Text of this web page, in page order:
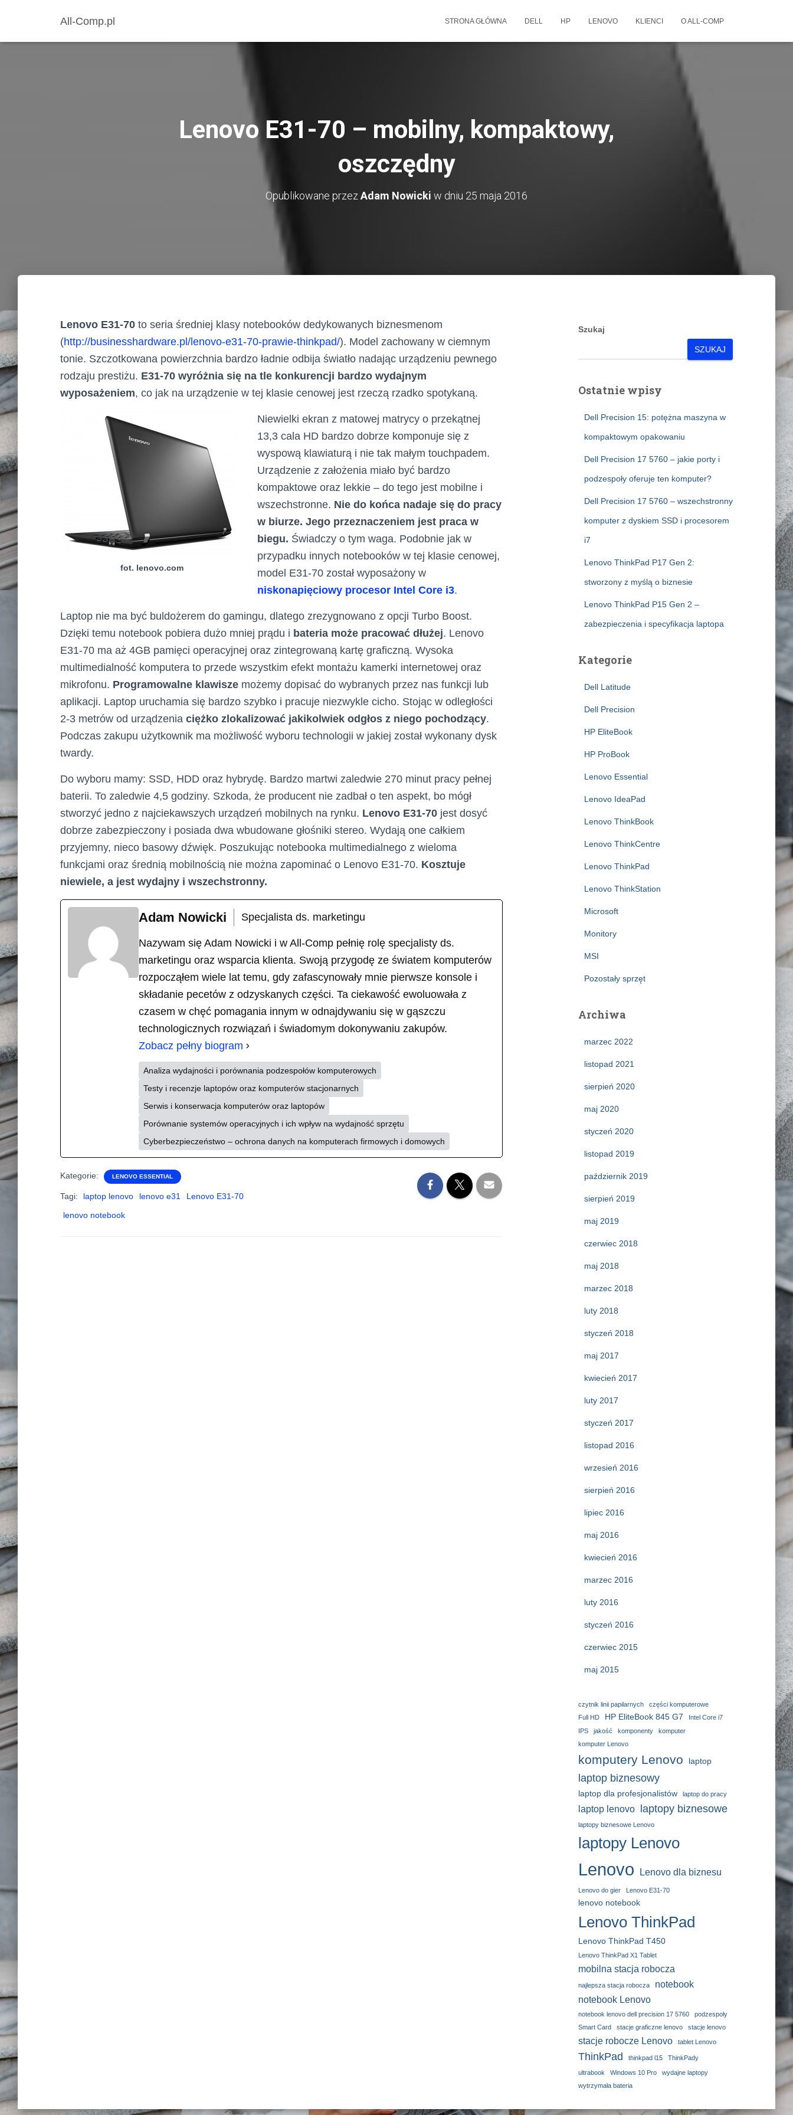
All-Comp.pl STRONA GŁÓWNA DELL HP LENOVO KLIENCI O ALL-COMP
Lenovo E31-70 – mobilny, kompaktowy,
oszczędny
Opublikowane przez Adam Nowicki w dniu 25 maja 2016
Lenovo E31-70 to seria średniej klasy notebooków dedykowanych biznesmenom
(http://businesshardware.pl/lenovo-e31-70-prawie-thinkpad/). Model zachowany w ciemnym
tonie. Szczotkowana powierzchnia bardzo ładnie odbija światło nadając urządzeniu pewnego
rodzaju prestiżu. E31-70 wyróżnia się na tle konkurencji bardzo wydajnym
wyposażeniem, co jak na urządzenie w tej klasie cenowej jest rzeczą rzadko spotykaną.
fot. lenovo.com
Niewielki ekran z matowej matrycy o przekątnej
13,3 cala HD bardzo dobrze komponuje się z
wyspową klawiaturą i nie tak małym touchpadem.
Urządzenie z założenia miało być bardzo
kompaktowe oraz lekkie – do tego jest mobilne i
wszechstronne. Nie do końca nadaje się do pracy
w biurze. Jego przeznaczeniem jest praca w
biegu. Świadczy o tym waga. Podobnie jak w
przypadku innych notebooków w tej klasie cenowej,
model E31-70 został wyposażony w
niskonapięciowy procesor Intel Core i3.
Laptop nie ma być buldożerem do gamingu, dlatego zrezygnowano z opcji Turbo Boost.
Dzięki temu notebook pobiera dużo mniej prądu i bateria może pracować dłużej. Lenovo
E31-70 ma aż 4GB pamięci operacyjnej oraz zintegrowaną kartę graficzną. Wysoka
multimedialność komputera to przede wszystkim efekt montażu kamerki internetowej oraz
mikrofonu. Programowalne klawisze możemy dopisać do wybranych przez nas funkcji lub
aplikacji. Laptop uruchamia się bardzo szybko i pracuje niezwykle cicho. Stojąc w odległości
2-3 metrów od urządzenia ciężko zlokalizować jakikolwiek odgłos z niego pochodzący.
Podczas zakupu użytkownik ma możliwość wyboru technologii w jakiej został wykonany dysk
twardy.
Do wyboru mamy: SSD, HDD oraz hybrydę. Bardzo martwi zaledwie 270 minut pracy pełnej
baterii. To zaledwie 4,5 godziny. Szkoda, że producent nie zadbał o ten aspekt, bo mógł
stworzyć jedno z najciekawszych urządzeń mobilnych na rynku. Lenovo E31-70 jest dosyć
dobrze zabezpieczony i posiada dwa wbudowane głośniki stereo. Wydają one całkiem
przyjemny, nieco basowy dźwięk. Poszukując notebooka multimedialnego z wieloma
funkcjami oraz średnią mobilnością nie można zapominać o Lenovo E31-70. Kosztuje
niewiele, a jest wydajny i wszechstronny.
Adam Nowicki Specjalista ds. marketingu
Nazywam się Adam Nowicki i w All-Comp pełnię rolę specjalisty ds.
marketingu oraz wsparcia klienta. Swoją przygodę ze światem komputerów
rozpocząłem wiele lat temu, gdy zafascynowały mnie pierwsze konsole i
składanie pecetów z odzyskanych części. Ta ciekawość ewoluowała z
czasem w chęć pomagania innym w odnajdywaniu się w gąszczu
technologicznych rozwiązań i świadomym dokonywaniu zakupów.
Zobacz pełny biogram
Analiza wydajności i porównania podzespołów komputerowych
Testy i recenzje laptopów oraz komputerów stacjonarnych
Serwis i konserwacja komputerów oraz laptopów
Porównanie systemów operacyjnych i ich wpływ na wydajność sprzętu
Cyberbezpieczeństwo – ochrona danych na komputerach firmowych i domowych
Kategorie: LENOVO ESSENTIAL
Tagi: laptop lenovo lenovo e31
Lenovo E31-70
lenovo notebook
Szukaj
SZUKAJ
Ostatnie wpisy
Dell Precision 15: potężna maszyna w
kompaktowym opakowaniu
Dell Precision 17 5760 – jakie porty i
podzespoły oferuje ten komputer?
Dell Precision 17 5760 – wszechstronny
komputer z dyskiem SSD i procesorem
i7
Lenovo ThinkPad P17 Gen 2:
stworzony z myślą o biznesie
Lenovo ThinkPad P15 Gen 2 –
zabezpieczenia i specyfikacja laptopa
Kategorie
Dell Latitude
Dell Precision
HP EliteBook
HP ProBook
Lenovo Essential
Lenovo IdeaPad
Lenovo ThinkBook
Lenovo ThinkCentre
Lenovo ThinkPad
Lenovo ThinkStation
Microsoft
Monitory
MSI
Pozostały sprzęt
Archiwa
marzec 2022
listopad 2021
sierpień 2020
maj 2020
styczeń 2020
listopad 2019
październik 2019
sierpień 2019
maj 2019
czerwiec 2018
maj 2018
marzec 2018
luty 2018
styczeń 2018
maj 2017
kwiecień 2017
luty 2017
styczeń 2017
listopad 2016
wrzesień 2016
sierpień 2016
lipiec 2016
maj 2016
kwiecień 2016
marzec 2016
luty 2016
styczeń 2016
czerwiec 2015
maj 2015
czytnik linii papilarnych
części komputerowe
Full HD
HP EliteBook 845 G7
Intel Core i7
IPS
jakość komponenty
komputer
komputer Lenovo
komputery Lenovo laptop
laptop biznesowy
laptop dla profesjonalistów laptop do pracy
laptop lenovo laptopy biznesowe
laptopy biznesowe Lenovo
laptopy Lenovo
Lenovo Lenovo dla biznesu
Lenovo do gier Lenovo E31-70
lenovo notebook
Lenovo ThinkPad
Lenovo ThinkPad T450
Lenovo ThinkPad X1 Tablet
mobilna stacja robocza
najlepsza stacja robocza
notebook
notebook Lenovo
notebook lenovo dell precision 17 5760
podzespoły
Smart Card
stacje graficzne lenovo stacje lenovo
stacje robocze Lenovo tablet Lenovo
ThinkPad thinkpad l15 ThinkPady
ultrabook Windows 10 Pro
wydajne laptopy
wytrzymała bateria